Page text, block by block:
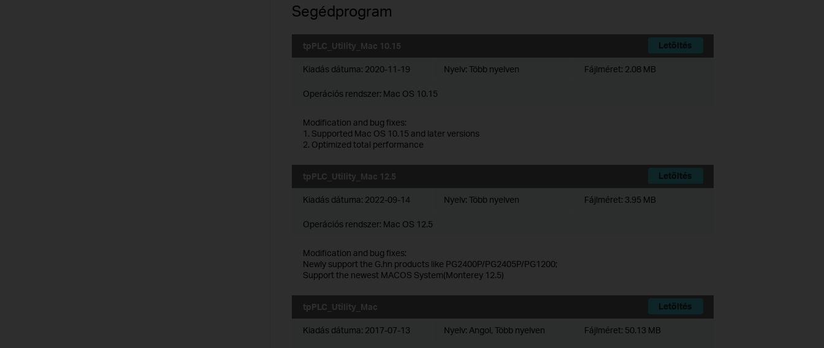
Segédprogram
tpPLC_Utility_Mac 10.15 Letöltés
Kiadás dátuma: 2020-11-19 Nyelv: Több nyelven Fájlméret: 2.08 MB
Operációs rendszer: Mac OS 10.15
Modification and bug fixes:
1. Supported Mac OS 10.15 and later versions
2. Optimized total performance
tpPLC_Utility_Mac 12.5 Letöltés
Kiadás dátuma: 2022-09-14 Nyelv: Több nyelven Fájlméret: 3.95 MB
Operációs rendszer: Mac OS 12.5
Modification and bug fixes:
Newly support the G.hn products like PG2400P/PG2405P/PG1200;
Support the newest MACOS System(Monterey 12.5)
tpPLC_Utility_Mac Letöltés
Kiadás dátuma: 2017-07-13 Nyelv: Angol, Több nyelven Fájlméret: 50.13 MB